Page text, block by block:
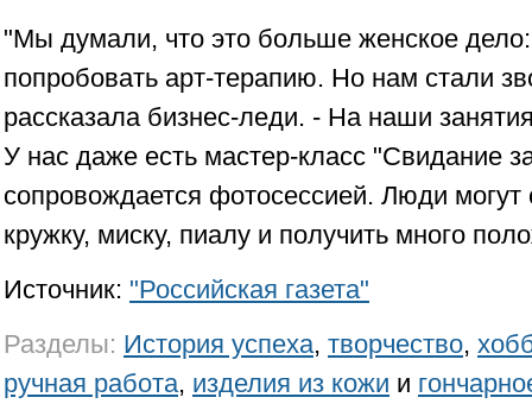
"Мы думали, что это больше женское
попробовать арт-терапию. Но нам стали
рассказала бизнес-леди. - На наши
У нас даже есть мастер-класс "Свидание
сопровождается фотосессией. Люди
кружку, миску, пиалу и получить много
Источник: "Российская газета"
Разделы: История успеха, творчество,
ручная работа, изделия из кожи и